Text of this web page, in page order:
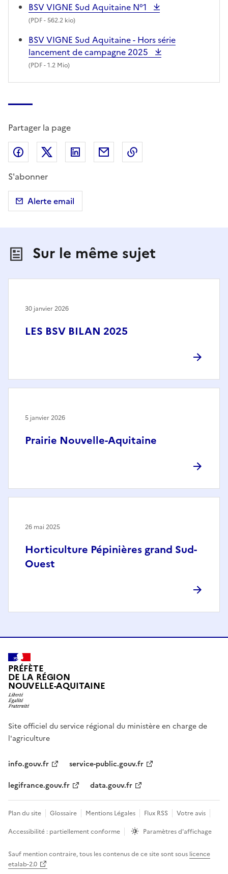
BSV VIGNE Sud Aquitaine N°1
(PDF- 562.2 kio)
BSV VIGNE Sud Aquitaine - Hors série
lancement de campagne 2025
(PDF- 1.2 Mio)
Partager la page
Partager sur Facebook
Partager sur X (anciennement Twitter)
Partager sur LinkedIn
Partager par email
S'abonner
Alerte email
Sur le même sujet
LES BSV BILAN 2025
30 janvier 2026
Prairie Nouvelle-Aquitaine
5 janvier 2026
Horticulture Pépinières grand Sud-
Ouest
26 mai 2025
PRÉFÈTE
DE LA RÉGION
NOUVELLE-AQUITAINE
Site officiel du service régional du ministère en charge de
l'agriculture
info.gouv.fr
service-public.gouv.fr
legifrance.gouv.fr
data.gouv.fr
Plan du site Glossaire Mentions Légales Flux RSS
Votre avis
Accessibilité : partiellement conforme
Paramètres d'affichage
Sauf mention contraire, tous les contenus de ce site sont sous licence
etalab-2.0